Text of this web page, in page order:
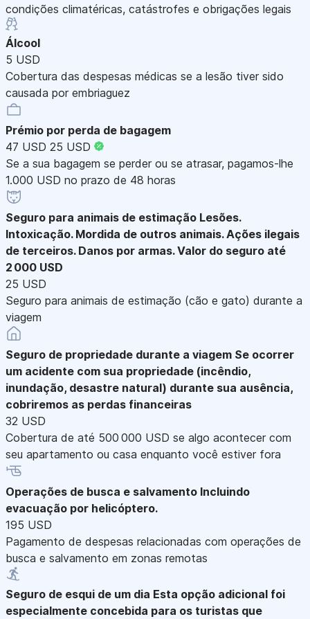
condições climatéricas, catástrofes e obrigações legais
Álcool
5 USD
Cobertura das despesas médicas se a lesão tiver sido
causada por embriaguez
Prémio por perda de bagagem
47 USD 25 USD
Se a sua bagagem se perder ou se atrasar, pagamos-lhe
1.000 USD no prazo de 48 horas
Seguro para animais de estimação Lesões.
Intoxicação. Mordida de outros animais. Ações ilegais
de terceiros. Danos por armas. Valor do seguro até
2 000 USD
25 USD
Seguro para animais de estimação (cão e gato) durante a
viagem
Seguro de propriedade durante a viagem Se ocorrer
um acidente com sua propriedade (incêndio,
inundação, desastre natural) durante sua ausência,
cobriremos as perdas financeiras
32 USD
Cobertura de até 500 000 USD se algo acontecer com
seu apartamento ou casa enquanto você estiver fora
Operações de busca e salvamento Incluindo
evacuação por helicóptero.
195 USD
Pagamento de despesas relacionadas com operações de
busca e salvamento em zonas remotas
Seguro de esqui de um dia Esta opção adicional foi
especialmente concebida para os turistas que